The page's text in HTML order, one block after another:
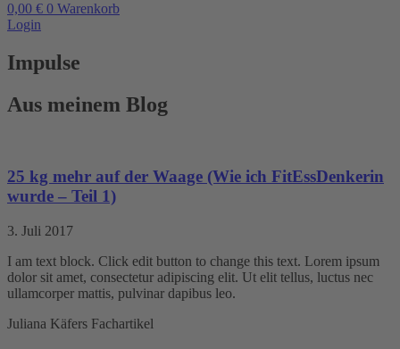
0,00 € 0 Warenkorb
Login
Impulse
Aus meinem Blog
25 kg mehr auf der Waage (Wie ich FitEssDenkerin
wurde – Teil 1)
3. Juli 2017
I am text block. Click edit button to change this text. Lorem ipsum
dolor sit amet, consectetur adipiscing elit. Ut elit tellus, luctus nec
ullamcorper mattis, pulvinar dapibus leo.
Juliana Käfers Fachartikel